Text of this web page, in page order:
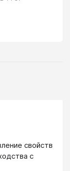
свойств
с